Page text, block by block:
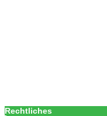
Rechtliches